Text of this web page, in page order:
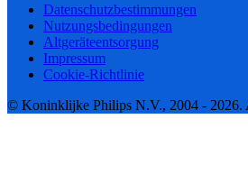
Datenschutzbestimmungen
Nutzungsbedingungen
Altgeräteentsorgung
Impressum
Cookie-Richtlinie
© Koninklijke Philips N.V., 2004 - 2026.